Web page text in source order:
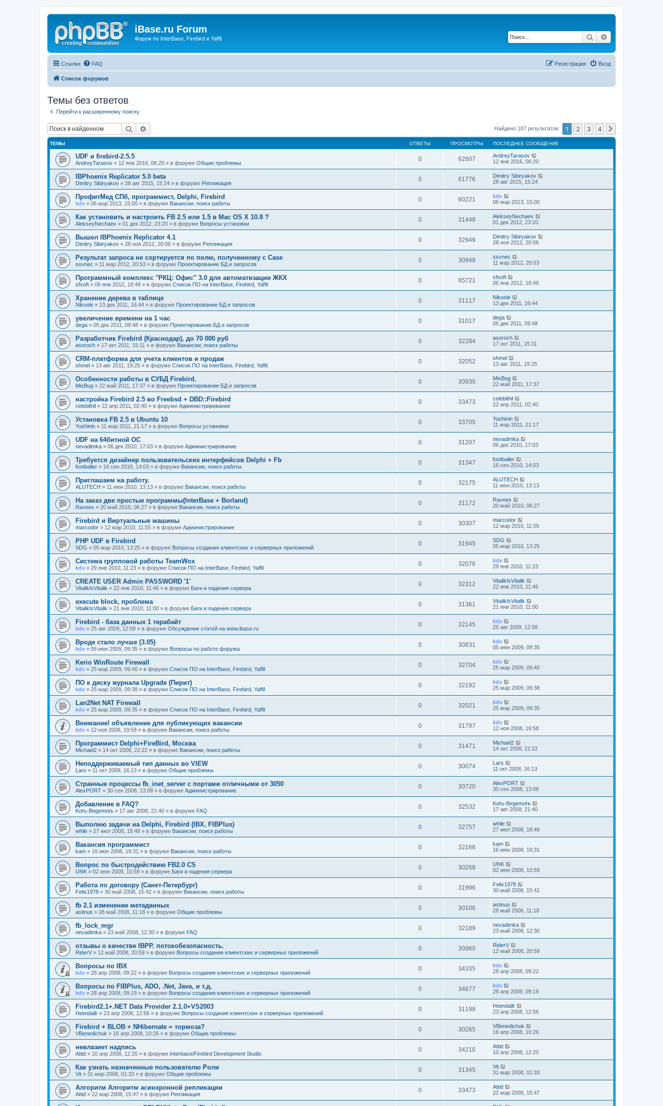
iBase.ru Forum
Форум по InterBase, Firebird и Yaffil Поиск
Ссылки FAQ Вход
Регистрация
Список форумов
Темы без ответов
Перейти к расширенному поиску
Поиск Найдено 187 результатов 1 2 3 4
ТЕМЫ ОТВЕТЫ ПРОСМОТРЫ ПОСЛЕДНЕЕ СООБЩЕНИЕ
UDF и firebird-2.5.5
AndreyTarasov » 12 янв 2016, 06:20 » в форуме Общие проблемы
0 62607
AndreyTarasov
12 янв 2016, 06:20
IBPhoenix Replicator 5.0 beta
Dimitry Sibiryakov » 28 авг 2015, 15:24 » в форуме Репликация
0 61776
Dimitry Sibiryakov
28 авг 2015, 15:24
ПрофитМед СПб, программист, Delphi, Firebird
kdv » 06 мар 2013, 15:00 » в форуме Вакансии, поиск работы
0 60221
kdv
06 мар 2013, 15:00
Как установить и настроить FB 2.5 или 1.5 в Mac OS X 10.8 ?
AlekseyNechaev » 01 дек 2012, 23:20 » в форуме Вопросы установки
0 31448
AlekseyNechaev
01 дек 2012, 23:20
Вышел IBPhoenix Replicator 4.1
Dimitry Sibiryakov » 28 ноя 2012, 20:06 » в форуме Репликация
0 32949
Dimitry Sibiryakov
28 ноя 2012, 20:06
Результат запроса не сортируется по полю, полученному с Case
ssvnec » 11 мар 2012, 20:53 » в форуме Проектирование БД и запросов
0 30848
ssvnec
11 мар 2012, 20:53
Программный комплекс "РКЦ: Офис" 3.0 для автоматизации ЖКХ
sfsoft » 06 янв 2012, 18:49 » в форуме Список ПО на InterBase, Firebird, Yaffil
0 65721
sfsoft
06 янв 2012, 18:49
Хранение дерева в таблице
Nikoole » 13 дек 2011, 16:44 » в форуме Проектирование БД и запросов
0 31117
Nikoole
13 дек 2011, 16:44
увеличение времени на 1 час
dega » 05 дек 2011, 09:48 » в форуме Проектирование БД и запросов
0 31017
dega
05 дек 2011, 09:48
Разработчик Firebird (Краснодар), до 70 000 руб
asoroch » 17 окт 2011, 15:11 » в форуме Вакансии, поиск работы
0 32284
asoroch
17 окт 2011, 15:11
CRM-платформа для учета клиентов и продаж
shmel » 13 авг 2011, 19:25 » в форуме Список ПО на InterBase, Firebird, Yaffil
0 32052
shmel
13 авг 2011, 19:25
Особенности работы в СУБД Firebird.
MisBug » 22 май 2011, 17:37 » в форуме Проектирование БД и запросов
0 30930
MisBug
22 май 2011, 17:37
настройка Firebird 2.5 во Freebsd + DBD::Firebird
celebithil » 22 апр 2011, 02:40 » в форуме Администрирование
0 33473
celebithil
22 апр 2011, 02:40
Установка FB 2.5 в Ubuntu 10
Yushinin » 11 мар 2011, 21:17 » в форуме Вопросы установки
0 33705
Yushinin
11 мар 2011, 21:17
UDF на 64битной ОС
nevadimka » 06 дек 2010, 17:03 » в форуме Администрирование
0 31207
nevadimka
06 дек 2010, 17:03
Требуется дизайнер пользовательских интерфейсов Delphi + Fb
footballer » 16 сен 2010, 14:03 » в форуме Вакансии, поиск работы
0 31347
footballer
16 сен 2010, 14:03
Приглашаем на работу.
ALUTECH » 11 июн 2010, 13:13 » в форуме Вакансии, поиск работы
0 32175
ALUTECH
11 июн 2010, 13:13
На заказ две простые программы(InterBase + Borland)
Raveex » 20 май 2010, 06:27 » в форуме Вакансии, поиск работы
0 31172
Raveex
20 май 2010, 06:27
Firebird и Виртуальные машины
marcodor » 12 мар 2010, 11:55 » в форуме Администрирование
0 30307
marcodor
12 мар 2010, 11:55
PHP UDF в Firebird
SDG » 05 мар 2010, 13:25 » в форуме Вопросы создания клиентских и серверных приложений
0 31945
SDG
05 мар 2010, 13:25
Cистема групповой работы TeamWox
kdv » 29 янв 2010, 11:23 » в форуме Список ПО на InterBase, Firebird, Yaffil
0 32076
kdv
29 янв 2010, 11:23
CREATE USER Admin PASSWORD '1'
VitalikIsVitalik » 22 янв 2010, 11:46 » в форуме Баги и падения сервера
0 32312
VitalikIsVitalik
22 янв 2010, 11:46
execute block, проблема
VitalikIsVitalik » 21 янв 2010, 11:00 » в форуме Баги и падения сервера
0 31361
VitalikIsVitalik
21 янв 2010, 11:00
Firebird - база данных 1 терабайт
kdv » 25 авг 2009, 12:58 » в форуме Обсуждение статей на www.ibase.ru
0 32145
kdv
25 авг 2009, 12:58
Вроде стало лучше (3.05)
kdv » 05 июн 2009, 09:35 » в форуме Вопросы по работе форума
0 30831
kdv
05 июн 2009, 09:35
Kerio WinRoute Firewall
kdv » 25 мар 2009, 09:40 » в форуме Список ПО на InterBase, Firebird, Yaffil
0 32704
kdv
25 мар 2009, 09:40
ПО к диску журнала Upgrade (Пирит)
kdv » 25 мар 2009, 09:38 » в форуме Список ПО на InterBase, Firebird, Yaffil
0 32192
kdv
25 мар 2009, 09:38
Lan2Net NAT Firewall
kdv » 25 мар 2009, 09:35 » в форуме Список ПО на InterBase, Firebird, Yaffil
0 32021
kdv
25 мар 2009, 09:35
Внимание! объявление для публикующих вакансии
kdv » 12 ноя 2008, 19:58 » в форуме Вакансии, поиск работы
0 31797
kdv
12 ноя 2008, 19:58
Программист Delphi+FireBird, Москва
Michael2 » 14 окт 2008, 22:22 » в форуме Вакансии, поиск работы
0 31471
Michael2
14 окт 2008, 22:22
Неподдерживаемый тип данных во VIEW
Lars » 11 окт 2008, 16:13 » в форуме Общие проблемы
0 30074
Lars
11 окт 2008, 16:13
Странные процессы fb_inet_server с портами отличными от 3050
AlexPORT » 30 сен 2008, 13:08 » в форуме Администрирование
0 30720
AlexPORT
30 сен 2008, 13:08
Добавление в FAQ?
Kotъ-Begemotъ » 17 авг 2008, 21:40 » в форуме FAQ
0 32532
Kotъ-Begemotъ
17 авг 2008, 21:40
Выполню задачи на Delphi, Firebird (IBX, FIBPlus)
while » 27 июл 2008, 18:48 » в форуме Вакансии, поиск работы
0 32757
while
27 июл 2008, 18:48
Вакансия программист
kam » 16 июн 2008, 19:31 » в форуме Вакансии, поиск работы
0 32166
kam
16 июн 2008, 19:31
Вопрос по быстродействию FB2.0 CS
UNK » 02 июн 2008, 10:59 » в форуме Баги и падения сервера
0 30268
UNK
02 июн 2008, 10:59
Работа по договору (Санкт-Петербург)
Felix1978 » 30 май 2008, 15:42 » в форуме Вакансии, поиск работы
0 31996
Felix1978
30 май 2008, 15:42
fb 2.1 изменение метаданных
astinus » 28 май 2008, 11:18 » в форуме Общие проблемы
0 30106
astinus
28 май 2008, 11:18
fb_lock_mgr
nevadimka » 23 май 2008, 12:30 » в форуме FAQ
0 32189
nevadimka
23 май 2008, 12:30
отзывы о качестве IBPP. потокобезопасность.
RiderV » 12 май 2008, 20:59 » в форуме Вопросы создания клиентских и серверных приложений
0 30960
RiderV
12 май 2008, 20:59
Вопросы по IBX
kdv » 28 апр 2008, 09:22 » в форуме Вопросы создания клиентских и серверных приложений
0 34335
kdv
28 апр 2008, 09:22
Вопросы по FIBPlus, ADO, .Net, Java, и т.д.
kdv » 28 апр 2008, 09:19 » в форуме Вопросы создания клиентских и серверных приложений
0 34677
kdv
28 апр 2008, 09:19
Firebird2.1+.NET Data Provider 2.1.0+VS2003
Heimdallr » 23 апр 2008, 12:56 » в форуме Вопросы создания клиентских и серверных приложений
0 31198
Heimdallr
23 апр 2008, 12:56
Firebird + BLOB + NHibernate = тормоза?
VBenedichuk » 16 апр 2008, 10:26 » в форуме Общие проблемы
0 30265
VBenedichuk
16 апр 2008, 10:26
невлазиет надпись
Attid » 10 апр 2008, 12:20 » в форуме Interbase/Firebird Development Studio
0 34210
Attid
10 апр 2008, 12:20
Как узнать назначенные пользователю Роли
Vit » 31 мар 2008, 01:33 » в форуме Общие проблемы
0 31345
Vit
31 мар 2008, 01:33
Алгоритм Алгоритм асинхронной репликации
Attid » 22 мар 2008, 15:47 » в форуме Репликация
0 33473
Attid
22 мар 2008, 15:47